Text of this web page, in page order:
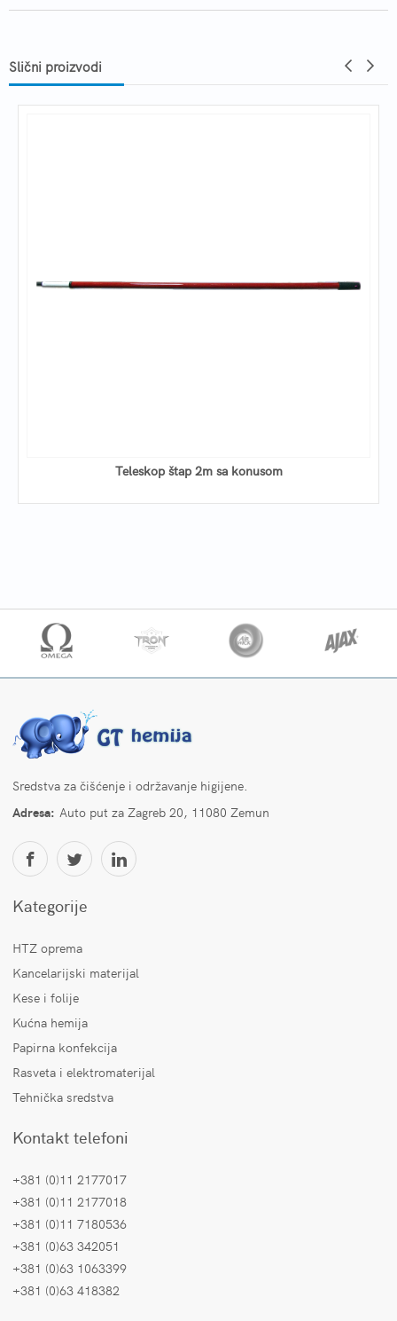
Slični proizvodi
Teleskop štap 2m sa konusom
Sredstva za čišćenje i održavanje higijene.
Adresa: Auto put za Zagreb 20, 11080 Zemun
Kategorije
HTZ oprema
Kancelarijski materijal
Kese i folije
Kućna hemija
Papirna konfekcija
Rasveta i elektromaterijal
Tehnička sredstva
Kontakt telefoni
+381 (0)11 2177017
+381 (0)11 2177018
+381 (0)11 7180536
+381 (0)63 342051
+381 (0)63 1063399
+381 (0)63 418382